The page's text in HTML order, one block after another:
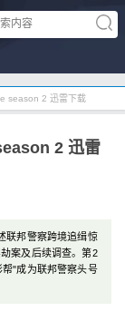
season 2 迅雷下载
2 迅雷
联邦警察跨境追缉惊
案及后续调查。第2
"成为联邦警察头号